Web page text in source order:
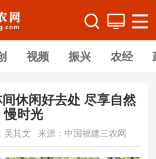
视频 振兴 农经
休闲好去处 尽享自然
慢时光
其文 来源：中国福建三农网